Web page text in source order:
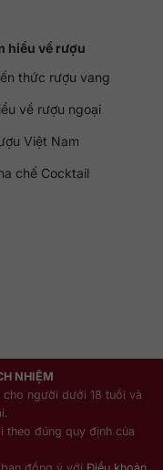
hiểu về rượu
thức rượu vang
về rượu ngoại
Việt Nam
chế Cocktail
NHIỆM
cho người dưới 18 tuổi và
theo đúng quy định của